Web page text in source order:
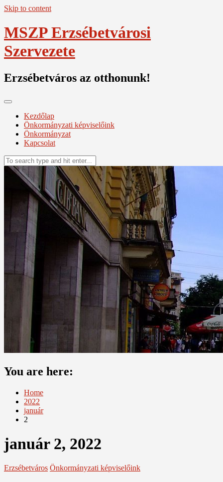
Skip to content
MSZP Erzsébetvárosi
Szervezete
Erzsébetváros az otthonunk!
Kezdőlap
Önkormányzati képviselőink
Önkormányzat
Kapcsolat
You are here:
Home
2022
január
2
január 2, 2022
Erzsébetváros Önkormányzati képviselőink